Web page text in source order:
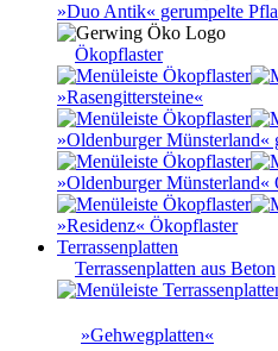
»Duo Antik« gerumpelte
Ökopflaster
»Rasengittersteine«
»Oldenburger Münsterland«
»Oldenburger Münsterland«
»Residenz« Ökopflaster
Terrassenplatten
Terrassenplatten aus Beton
»Gehwegplatten«